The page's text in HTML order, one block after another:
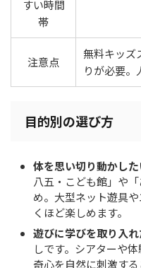
すい時間
帯
注意点
無料キッズ
りが必要。
目的別の選び方
体を思い切り動かした
八五・こども館」や
め。大型ネット遊具
くほど楽しめます。
遊びに学びを取り入れ
しです。シアターや
奇心を自然に刺激する